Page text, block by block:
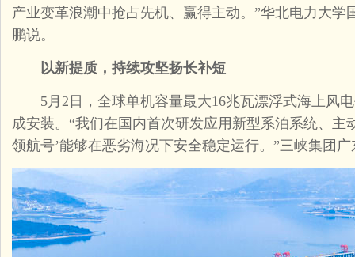
产业变革浪潮中抢占先机、赢得主动。”华北电力大
鹏说。
以新提质，持续攻坚扬长补短
5月2日，全球单机容量最大16兆瓦漂浮式海上风电
成安装。“我们在国内首次研发应用新型系泊系统、主
领航号’能够在恶劣海况下安全稳定运行。”三峡集团